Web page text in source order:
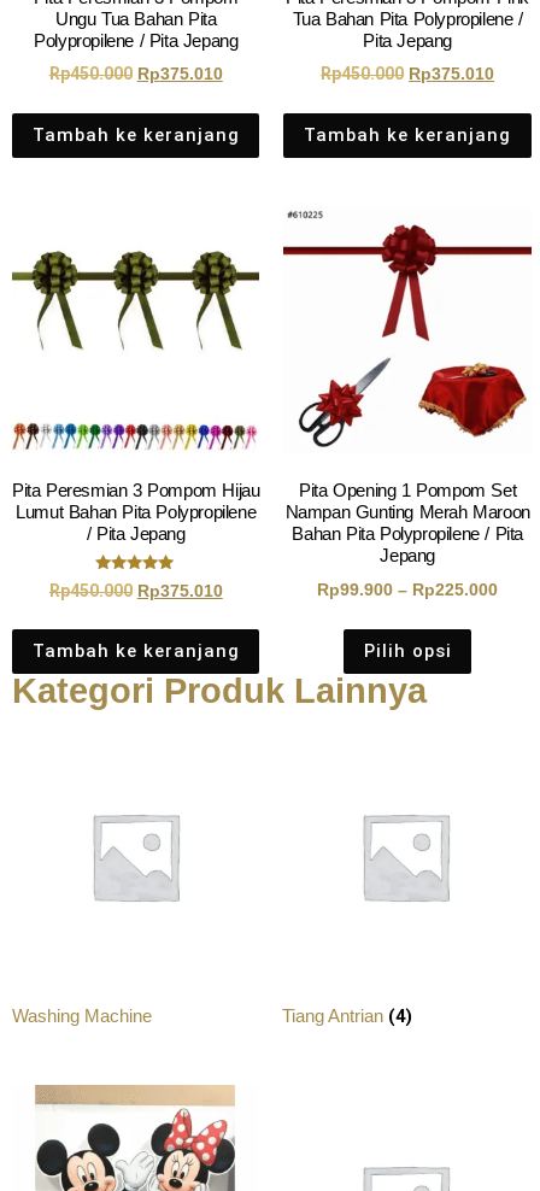
Ungu Tua Bahan Pita
Polypropilene / Pita Jepang
Rp450.000 Rp375.010
Tambah ke keranjang
Tua Bahan Pita Polypropilene /
Pita Jepang
Rp450.000 Rp375.010
Tambah ke keranjang
Pita Peresmian 3 Pompom Hijau
Lumut Bahan Pita Polypropilene
/ Pita Jepang
Dinilai
5.00
Rp450.000 Rp375.010
Tambah ke keranjang
Pita Opening 1 Pompom Set
Nampan Gunting Merah Maroon
Bahan Pita Polypropilene / Pita
Jepang
Rp99.900 – Rp225.000
Pilih opsi
Kategori Produk Lainnya
Washing Machine Tiang Antrian (4)